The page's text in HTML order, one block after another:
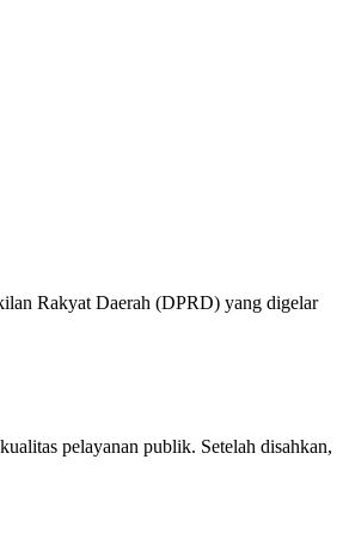
Rakyat Daerah (DPRD) yang digelar
pelayanan publik. Setelah disahkan,